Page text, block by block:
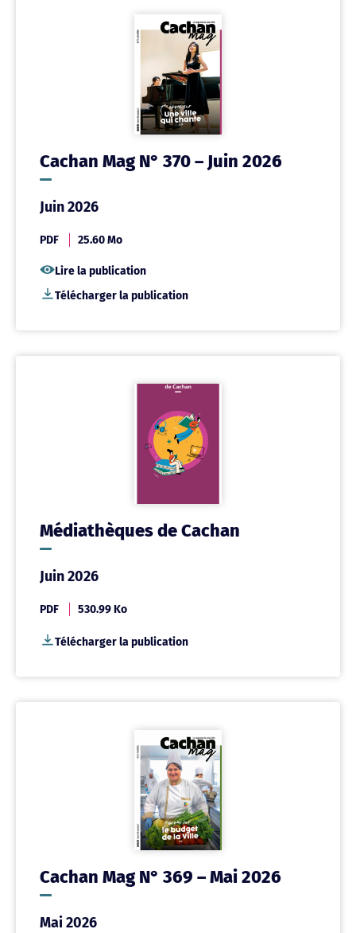
Cachan Mag N° 370 – Juin 2026
Juin 2026
PDF 25.60 Mo
Lire la publication
Télécharger la publication
Médiathèques de Cachan
Juin 2026
PDF 530.99 Ko
Télécharger la publication
Cachan Mag N° 369 – Mai 2026
Mai 2026